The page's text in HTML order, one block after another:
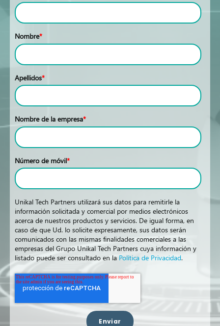
Nombre*
Apellidos*
Nombre de la empresa*
Número de móvil*
Unikal Tech Partners utilizará sus datos para remitirle la
información solicitada y comercial por medios electrónicos
acerca de nuestros productos y servicios. De igual forma, en
caso de que Ud. lo solicite expresamente, sus datos serán
comunicados con las mismas finalidades comerciales a las
empresas del Grupo Unikal Tech Partners cuya información y
listado puede ser consultado en la Política de Privacidad.